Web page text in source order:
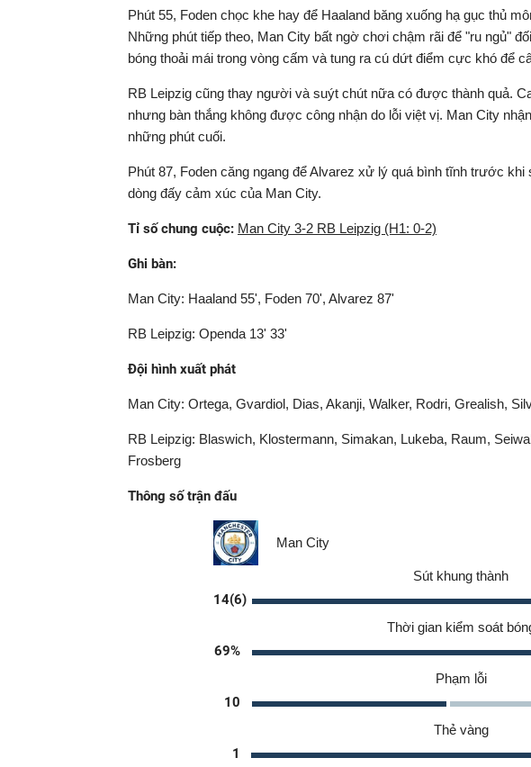
Phút 55, Foden chọc khe hay để Haaland băng xuống hạ gục thủ
Những phút tiếp theo, Man City bất ngờ chơi chậm rãi để "ru ngủ"
bóng thoải mái trong vòng cấm và tung ra cú dứt điểm cực khó để
RB Leipzig cũng thay người và suýt chút nữa có được thành quả.
nhưng bàn thắng không được công nhận do lỗi việt vị. Man City
những phút cuối.
Phút 87, Foden căng ngang để Alvarez xử lý quá bình tĩnh trước
dòng đấy cảm xúc của Man City.
Tỉ số chung cuộc: Man City 3-2 RB Leipzig (H1: 0-2)
Ghi bàn:
Man City: Haaland 55', Foden 70', Alvarez 87'
RB Leipzig: Openda 13' 33'
Đội hình xuất phát
Man City: Ortega, Gvardiol, Dias, Akanji, Walker, Rodri, Grealish,
RB Leipzig: Blaswich, Klostermann, Simakan, Lukeba, Raum,
Frosberg
Thông số trận đấu
Man City
Sút khung thành
14(6)
Thời gian kiểm soát
69%
Phạm lỗi
10
Thẻ vàng
1